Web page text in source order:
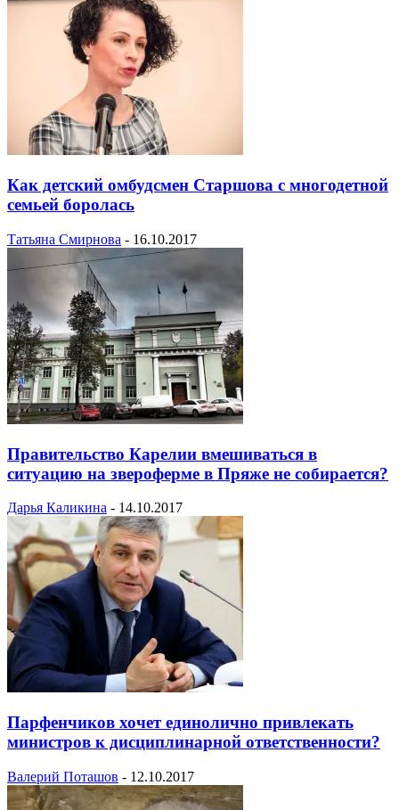
Как детский омбудсмен Старшова с многодетной
семьей боролась
Татьяна Смирнова - 16.10.2017
Правительство Карелии вмешиваться в
ситуацию на звероферме в Пряже не собирается?
Дарья Каликина - 14.10.2017
Парфенчиков хочет единолично привлекать
министров к дисциплинарной ответственности?
Валерий Поташов - 12.10.2017